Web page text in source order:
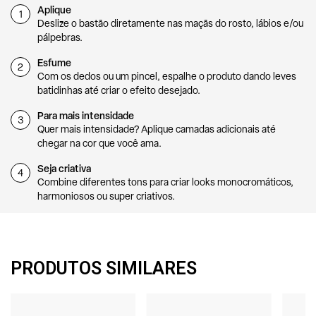
1 Aplique
Deslize o bastão diretamente nas maçãs do rosto, lábios e/ou
pálpebras.
2 Esfume
Com os dedos ou um pincel, espalhe o produto dando leves
batidinhas até criar o efeito desejado.
3 Para mais intensidade
Quer mais intensidade? Aplique camadas adicionais até
chegar na cor que você ama.
4 Seja criativa
Combine diferentes tons para criar looks monocromáticos,
harmoniosos ou super criativos.
PRODUTOS SIMILARES